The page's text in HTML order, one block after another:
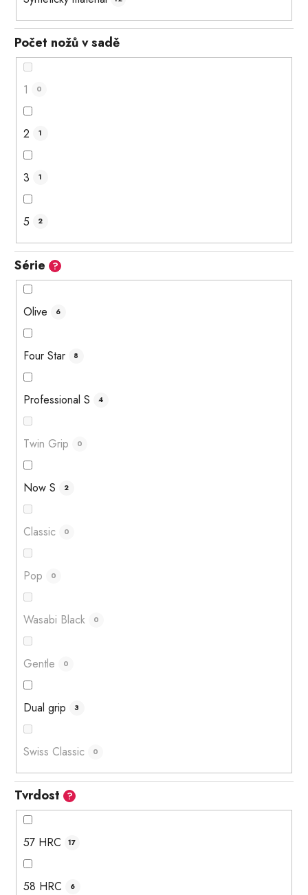
Počet nožů v sadě
1 0
2 1
3 1
5 2
Série ?
Olive 6
Four Star 8
Professional S 4
Twin Grip 0
Now S 2
Classic 0
Pop 0
Wasabi Black 0
Gentle 0
Dual grip 3
Swiss Classic 0
Tvrdost ?
57 HRC 17
58 HRC 6